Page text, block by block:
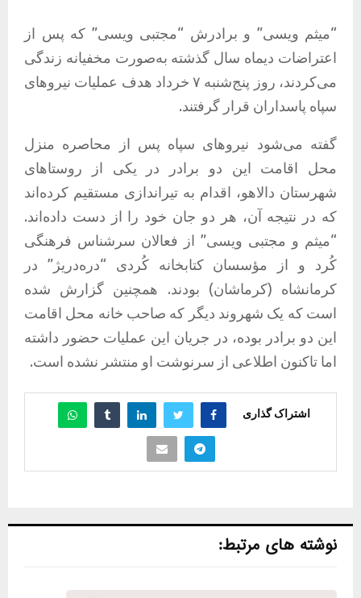
“میثم ویسی” و برادرش “مجتبی ویسی” که پس از
اعتراضات دیماه سال گذشته به‌صورت مخفیانه زندگی
می‌کردند، روز پنج‌شنبه ۷ خرداد هدف عملیات نیروهای
سپاه پاسداران قرار گرفتند.
گفته می‌شود نیروهای سپاه پس از محاصره منزل
محل اقامت این دو برادر در یکی از روستاهای
شهرستان دالاهو، اقدام به تیراندازی مستقیم کرده‌اند
که در نتیجه آن، هر دو جان خود را از دست داده‌اند.
“میثم و مجتبی ویسی” از فعالان سرشناس فرهنگی
کُرد و از مؤسسان کتابخانه کُردی “دره‌دریژ” در
کرمانشاه (کرماشان) بودند. همچنین گزارش شده
است که یک شهروند دیگر که صاحب خانه محل اقامت
این دو برادر بوده، در جریان این عملیات حضور داشته
اما تاکنون اطلاعی از سرنوشت او منتشر نشده است.
اشتراک گذاری
نوشته های مرتبط: